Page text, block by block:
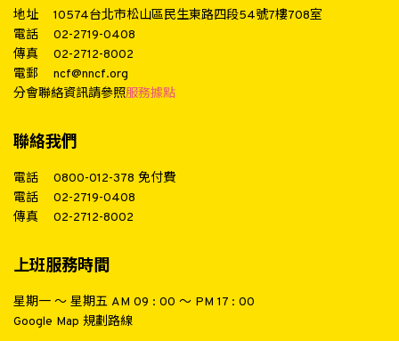
地址
10574台北市松山區民生東路四段54號7樓708室
電話
02-2719-0408
傳真
02-2712-8002
電郵
ncf@nncf.org
分會聯絡資訊請參照服務據點
聯絡我們
電話 0800-012-378 免付費
電話
02-2719-0408
傳真
02-2712-8002
上班服務時間
星期一 ～ 星期五 AM 09 : 00 ～ PM 17 : 00
Google Map 規劃路線